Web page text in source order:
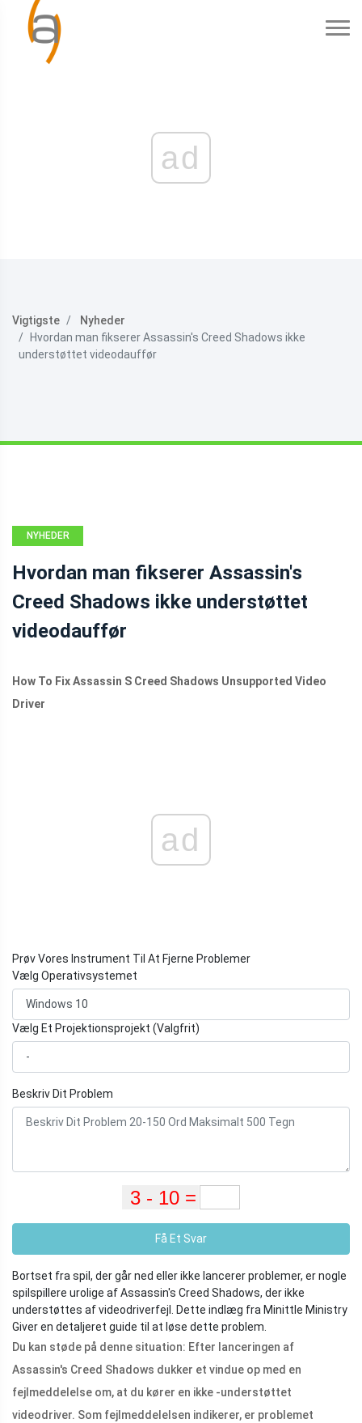
ad
Vigtigste
Nyheder
Hvordan man fikserer Assassin's Creed Shadows ikke
understøttet videodauffør
NYHEDER
Hvordan man fikserer Assassin's
Creed Shadows ikke understøttet
videodauffør
How To Fix Assassin S Creed Shadows Unsupported Video
Driver
ad
Prøv Vores Instrument Til At Fjerne Problemer
Vælg Operativsystemet
Vælg Et Projektionsprojekt (Valgfrit)
Beskriv Dit Problem
Få Et Svar
Bortset fra spil, der går ned eller ikke lancerer problemer, er nogle
spilspillere urolige af Assassin's Creed Shadows, der ikke
understøttes af videodriverfejl. Dette indlæg fra Minittle Ministry
Giver en detaljeret guide til at løse dette problem.
Du kan støde på denne situation: Efter lanceringen af ​​
Assassin's Creed Shadows dukker et vindue op med en
fejlmeddelelse om, at du kører en ikke -understøttet
videodriver. Som fejlmeddelelsen indikerer, er problemet